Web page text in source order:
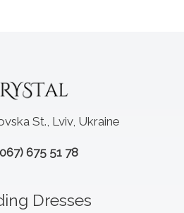
St., Lviv, Ukraine
675 51 78
Dresses